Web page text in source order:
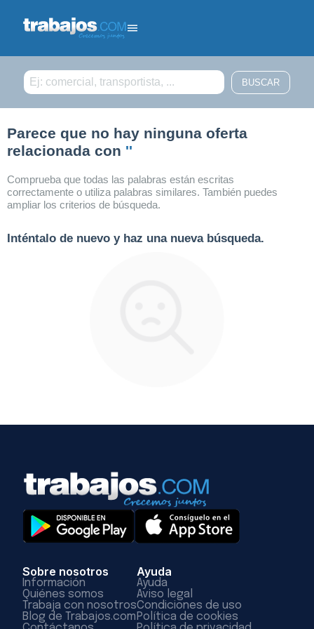
Parece que no hay ninguna oferta
relacionada con ''
Comprueba que todas las palabras están escritas
correctamente o utiliza palabras similares. También puedes
ampliar los criterios de búsqueda.
Inténtalo de nuevo y haz una nueva búsqueda.
Sobre nosotros
Información
Quiénes somos
Trabaja con nosotros
Blog de Trabajos.com
Ayuda
Ayuda
Aviso legal
Condiciones de uso
Política de cookies